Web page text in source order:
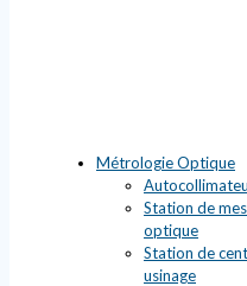
Métrologie Optique
Station de
optique
Station de
usinage